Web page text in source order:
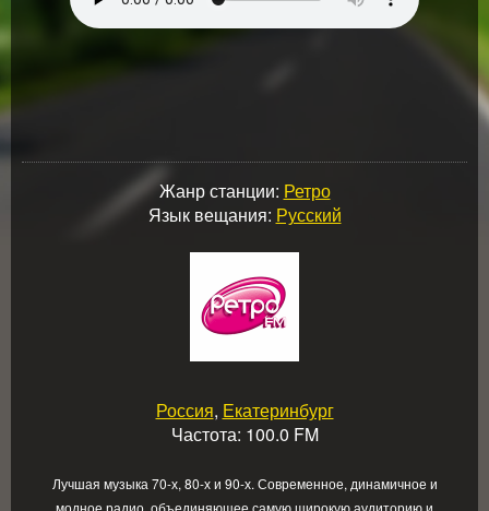
Жанр станции: Ретро
Язык вещания: Русский
Россия, Екатеринбург
Частота: 100.0 FM
Лучшая музыка 70-х, 80-х и 90-х. Современное, динамичное и
модное радио, объединяющее самую широкую аудиторию и